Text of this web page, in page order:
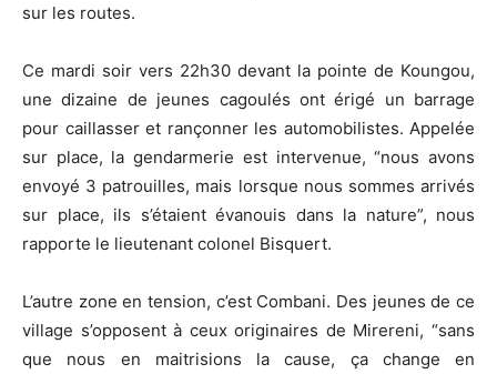
sur les routes.
Ce mardi soir vers 22h30 devant la pointe de Koungou,
une dizaine de jeunes cagoulés ont érigé un barrage
pour caillasser et rançonner les automobilistes. Appelée
sur place, la gendarmerie est intervenue, “nous avons
envoyé 3 patrouilles, mais lorsque nous sommes arrivés
sur place, ils s’étaient évanouis dans la nature”, nous
rapporte le lieutenant colonel Bisquert.
L’autre zone en tension, c’est Combani. Des jeunes de ce
village s’opposent à ceux originaires de Mirereni, “sans
que nous en maitrisions la cause, ça change en